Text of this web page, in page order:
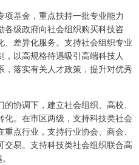
基金，重点扶持一批专业能力
级政府向社会组织购买科技咨
差异化服务。支持社会组织专业
以高规格待遇吸引高端科技人
落实有关人才政策，提升对优秀
协调下，建立社会组织、高校、
。在市区两级，支持科技类社会
点行业，支持行业协会、商会、
易。支持科技类社会组织联合高